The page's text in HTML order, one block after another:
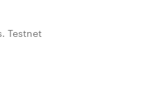
Testnet